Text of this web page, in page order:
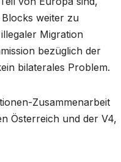
weiter zu
Migration
bezüglich der
bilaterales Problem.
Zusammenarbeit
Österreich und der V4,